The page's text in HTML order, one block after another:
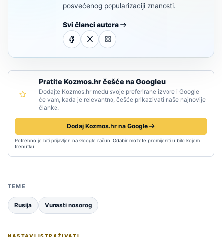
posvećenog popularizaciji znanosti.
Svi članci autora
Pratite Kozmos.hr češće na Googleu
Dodajte Kozmos.hr među svoje preferirane izvore i Google
će vam, kada je relevantno, češće prikazivati naše najnovije
članke.
Dodaj Kozmos.hr na Google
Potrebno je biti prijavljen na Google račun. Odabir možete promijeniti u bilo kojem
trenutku.
TEME
Rusija Vunasti nosorog
NASTAVI ISTRAŽIVATI